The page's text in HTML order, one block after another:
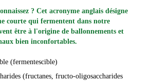
? Cet acronyme anglais désigne
courte qui fermentent dans notre
être à l'origine de ballonnements et
bien inconfortables.
(fermentescible)
(fructanes, fructo-oligosaccharides